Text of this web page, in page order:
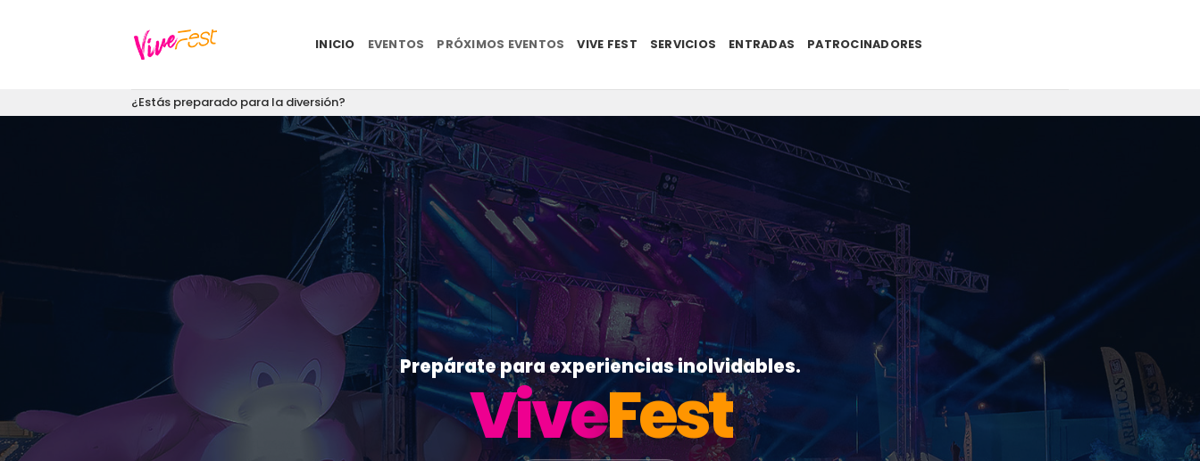
INICIO EVENTOS PRÓXIMOS EVENTOS VIVE FEST SERVICIOS ENTRADAS PATROCINADORES
¿Estás preparado para la diversión?
Prepárate para experiencias inolvidables.
ViveFest